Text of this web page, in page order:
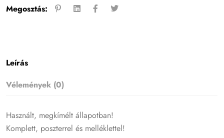
Megosztás:
Leírás
Vélemények (0)
Használt, megkímélt állapotban!
Komplett, poszterrel és melléklettel!